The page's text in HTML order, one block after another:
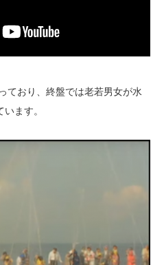
ており、終盤では老若男女が水
ます。